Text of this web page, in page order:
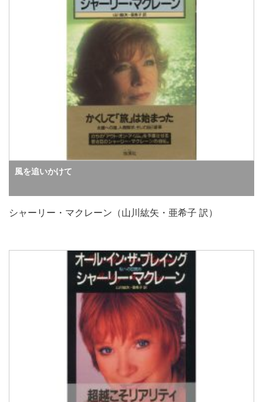
風を追いかけて
シャーリー・マクレーン（山川紘矢・亜希子 訳）